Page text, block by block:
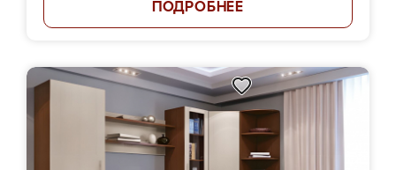
ПОДРОБНЕЕ